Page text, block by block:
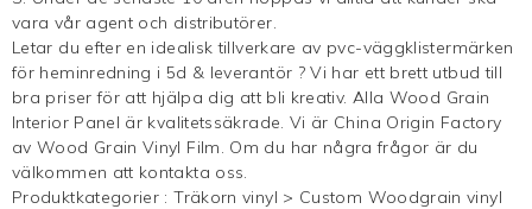
vara vår agent och distributörer.
Letar du efter en idealisk tillverkare av pvc-väggklistermärken
för heminredning i 5d & leverantör ? Vi har ett brett utbud till
bra priser för att hjälpa dig att bli kreativ. Alla Wood Grain
Interior Panel är kvalitetssäkrade. Vi är China Origin Factory
av Wood Grain Vinyl Film. Om du har några frågor är du
välkommen att kontakta oss.
Produktkategorier :Träkorn vinyl > Custom Woodgrain vinyl